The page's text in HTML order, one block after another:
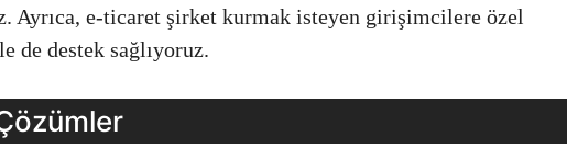
Ayrıca, e-ticaret şirket kurmak isteyen girişimcilere özel
de destek sağlıyoruz.